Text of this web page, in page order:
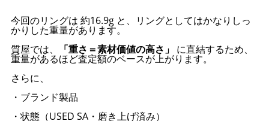
今回のリングは 約16.9g と、リングとしてはかなりしっ
かりした重量があります。
質屋では、
「重さ＝素材価値の高さ」 に直結するため、
重量があるほど査定額のベースが上がります。
さらに、
・ブランド製品
・状態（USED SA・磨き上げ済み）